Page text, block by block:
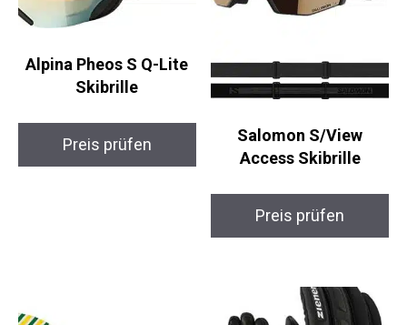
Alpina Pheos S Q-Lite
Preis prüfen
Salomon S/View
Preis prüfen